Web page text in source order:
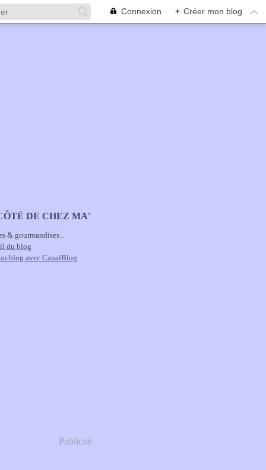
Connexion + Créer mon blog
DE CHEZ MA'
& gourmandises...
du blog
blog avec CanalBlog
Publicité